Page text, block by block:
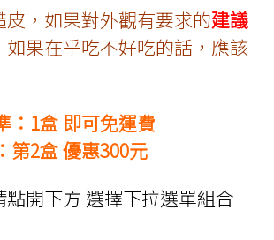
皮，如果對外觀有要求的建議
如果在乎吃不好吃的話，應該
：1盒 即可免運費
第2盒 優惠300元
點開下方 選擇下拉選單組合